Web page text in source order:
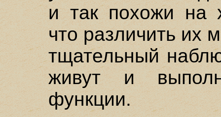
и так похожи на
что различить их
тщательный
живут и
функции.